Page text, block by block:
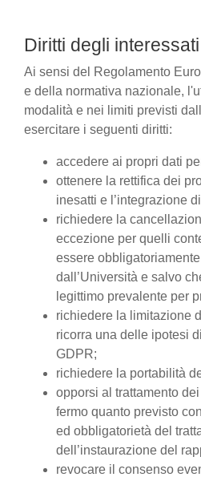
Diritti degli interessati
Ai sensi del Regolamento
e della normativa nazionale,
modalità e nei limiti previsti
esercitare i seguenti diritti:
accedere ai propri dati
ottenere la rettifica dei
inesatti e l’integrazione
richiedere la
eccezione per quelli
essere
dall’Università e salvo
legittimo prevalente per
richiedere la limitazione
ricorra una delle ipotesi
GDPR;
richiedere la portabilità
opporsi al trattamento
fermo quanto previsto
ed obbligatorietà del
dell’instaurazione del
revocare il consenso